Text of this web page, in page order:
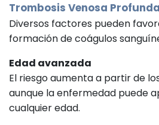
Trombosis Venosa
Diversos factores pueden
formación de coágulos
Edad avanzada
El riesgo aumenta a partir de
aunque la enfermedad puede
cualquier edad.